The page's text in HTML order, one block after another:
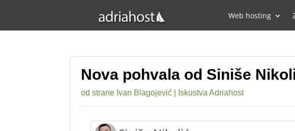
Web hosting
Nova pohvala od Siniše
od strane Ivan Blagojević Iskustva Adriahost